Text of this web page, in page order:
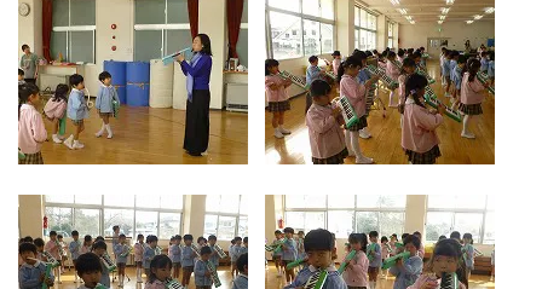
時 間 外お預か り
預かり保育
保 育後の課外活動
課外授業
お知らせ ブログ